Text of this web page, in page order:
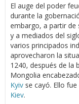
El auge del poder
durante la
embargo, a partir de
y a mediados del
varios principados
aprovecharon la
1240, después de la
Mongolia
Kyiv se cayó. Ello
Kiev.